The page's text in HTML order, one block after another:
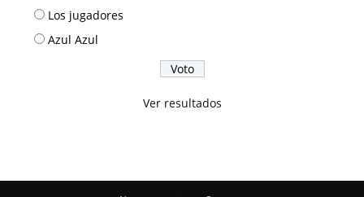
Los jugadores
Azul Azul
Ver resultados